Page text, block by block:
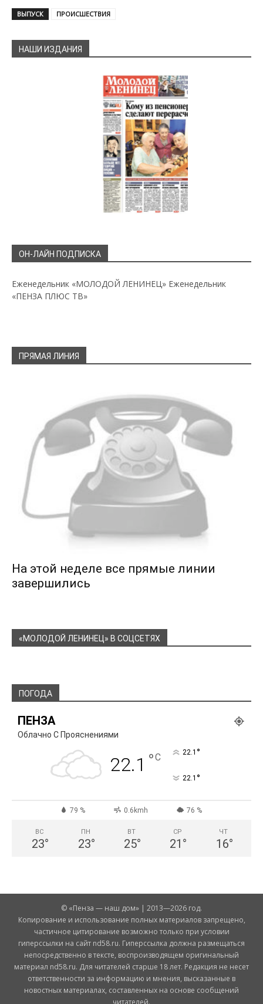
ВЫПУСК ПРОИСШЕСТВИЯ
НАШИ ИЗДАНИЯ
ОН-ЛАЙН ПОДПИСКА
Еженедельник «МОЛОДОЙ ЛЕНИНЕЦ» Еженедельник
«ПЕНЗА ПЛЮС ТВ»
ПРЯМАЯ ЛИНИЯ
На этой неделе все прямые линии
завершились
«МОЛОДОЙ ЛЕНИНЕЦ» В СОЦСЕТЯХ
ПОГОДА
ПЕНЗА
Облачно С Прояснениями
22.1 °C 22.1 °
22.1 °
79 % 0.6kmh 76 %
ВС
23°
ПН
23°
ВТ
25°
СР
21 °
ЧТ
16°
© «Пенза — наш дом» | 2013—2026 год.
Копирование и использование полных материалов запрещено,
частичное цитирование возможно только при условии
гиперссылки на сайт nd58.ru. Гиперссылка должна размещаться
непосредственно в тексте, воспроизводящем оригинальный
материал nd58.ru. Для читателей старше 18 лет. Редакция не несет
ответственности за информацию и мнения, высказанные в
новостных материалах, составленных на основе сообщений
читателей.